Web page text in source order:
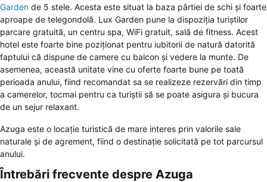
Garden de 5 stele. Acesta este situat la baza pârtiei de schi și foarte
aproape de telegondolă. Lux Garden pune la dispoziția turiștilor
parcare gratuită, un centru spa, WiFi gratuit, sală de fitness. Acest
hotel este foarte bine poziționat pentru iubitorii de natură datorită
faptului că dispune de camere cu balcon și vedere la munte. De
asemenea, această unitate vine cu oferte foarte bune pe toată
perioada anului, fiind recomandat sa se realizeze rezervări din timp
a camerelor, tocmai pentru ca turiștii să se poate asigura și bucura
de un sejur relaxant.
Azuga este o locație turistică de mare interes prin valorile sale
naturale și de agrement, fiind o destinație solicitată pe tot parcursul
anului.
Întrebări frecvente despre Azuga